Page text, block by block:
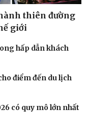
thiên đường
giới
hấp dẫn khách
điểm đến du lịch
có quy mô lớn nhất